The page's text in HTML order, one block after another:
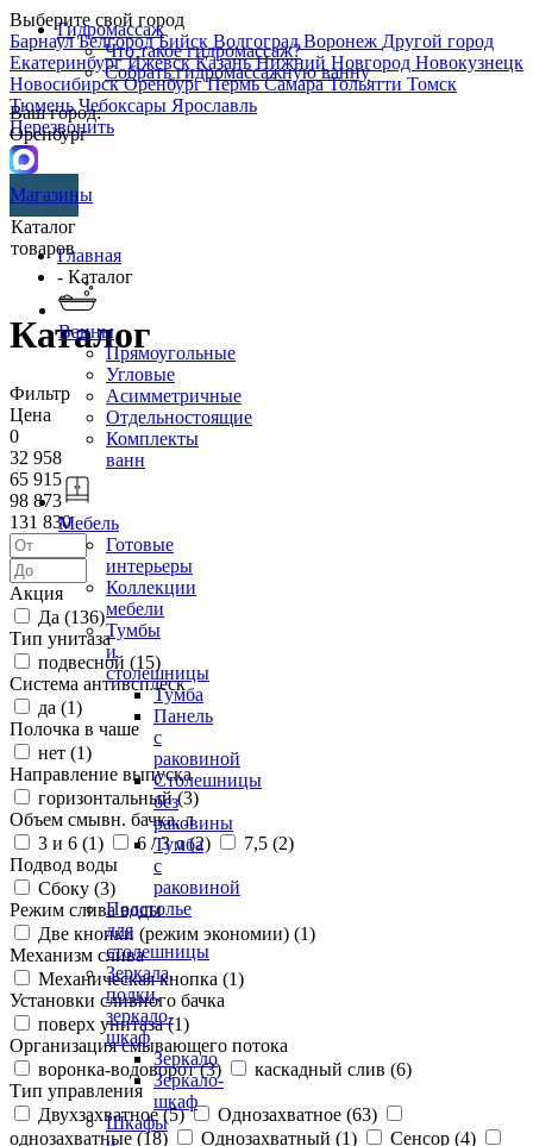
Выберите свой город
БарнаулБелгородБийск ВолгоградВоронеж Другой город
ЕкатеринбургИжевскКазаньНижний Новгород Новокузнецк
НовосибирскОренбургПермьСамараТольятти Томск
ТюменьЧебоксары Ярославль
Перезвонить
Гидромассаж
Что такое гидромассаж?
Собрать гидромассажную ванну
Ваш город:
Оренбург
Магазины
Каталог
товаров
Ванны
Прямоугольные
Угловые
Асимметричные
Отдельностоящие
Комплекты
ванн
Мебель
Готовые
интерьеры
Коллекции
мебели
Тумбы
и
столешницы
Тумба
Панель
с
раковиной
Столешницы
без
раковины
Тумба
с
раковиной
Подстолье
для
столешницы
Зеркала,
полки,
зеркало-
шкаф
Зеркало
Зеркало-
шкаф
Шкафы
Главная
- Каталог
Каталог
Фильтр
Цена
0
32 958
65 915
98 873
131 830
Акция
Да (136)
Тип унитаза
подвесной (15)
Система антивсплеск
да (1)
Полочка в чаше
нет (1)
Направление выпуска
горизонтальный (3)
Объем смывн. бачка, л
3 и 6 (1) 6 / 3 л (2) 7,5 (2)
Подвод воды
Сбоку (3)
Режим слива воды
Две кнопки (режим экономии) (1)
Механизм слива
Механическая кнопка (1)
Установки сливного бачка
поверх унитаза (1)
Организация смывающего потока
воронка-водоворот (3) каскадный слив (6)
Тип управления
Двухзахватное (5) Однозахватное (63)
однозахватные (18) Однозахватный (1) Сенсор (4)